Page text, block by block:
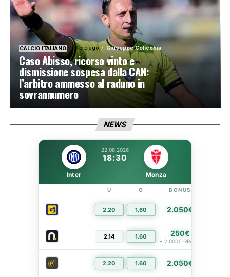
CALCIO ITALIANO 3 ore ago Giuseppe Colicchia
Caso Abisso, ricorso vinto e
dismissione sospesa dalla CAN:
l’arbitro ammesso al raduno in
sovrannumero
NEWS
22.08.2026
18:30
Inter Monza
U O BONUS
2.20 1.60 2.050€
2.14 1.60 250€
+ 2.000€ GRATIS
2.20 1.60 2.050€